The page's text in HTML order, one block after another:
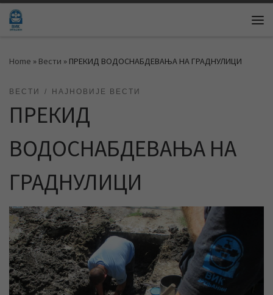
Skip to content
Home » Вести » ПРЕКИД ВОДОСНАБДЕВАЊА НА ГРАДНУЛИЦИ
ВЕСТИ НАЈНОВИЈЕ ВЕСТИ
ПРЕКИД
ВОДОСНАБДЕВАЊА НА
ГРАДНУЛИЦИ